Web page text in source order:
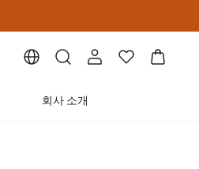
회사 소개